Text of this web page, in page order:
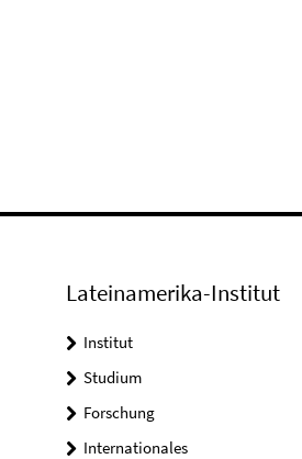
Lateinamerika-Institut
Institut
Studium
Forschung
Internationales